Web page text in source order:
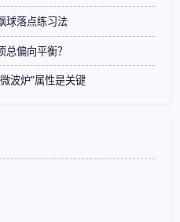
球落点练习法
偏向平衡？
波炉”属性是关键